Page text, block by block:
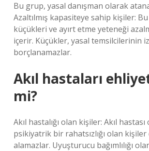
Bu grup, yasal danışman olarak
Azaltılmış kapasiteye sahip kişiler:
küçükleri ve ayırt etme yeteneği
içerir. Küçükler, yasal temsilcilerinin
borçlanamazlar.
Akıl hastaları
mi?
Akıl hastalığı olan kişiler: Akıl
psikiyatrik bir rahatsızlığı olan
alamazlar. Uyuşturucu bağımlılığı